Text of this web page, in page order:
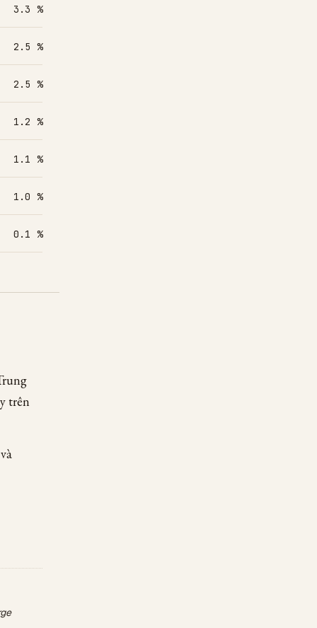
3.3 %
2.5 %
2.5 %
1.2 %
1.1 %
1.0 %
0.1 %
trên